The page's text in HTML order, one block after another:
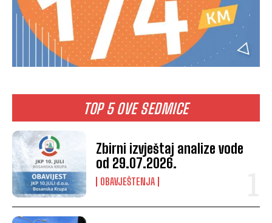
TOP 5 OVE SEDMICE
Zbirni izvještaj analize vode
od 29.07.2026.
OBAVJEŠTENJA